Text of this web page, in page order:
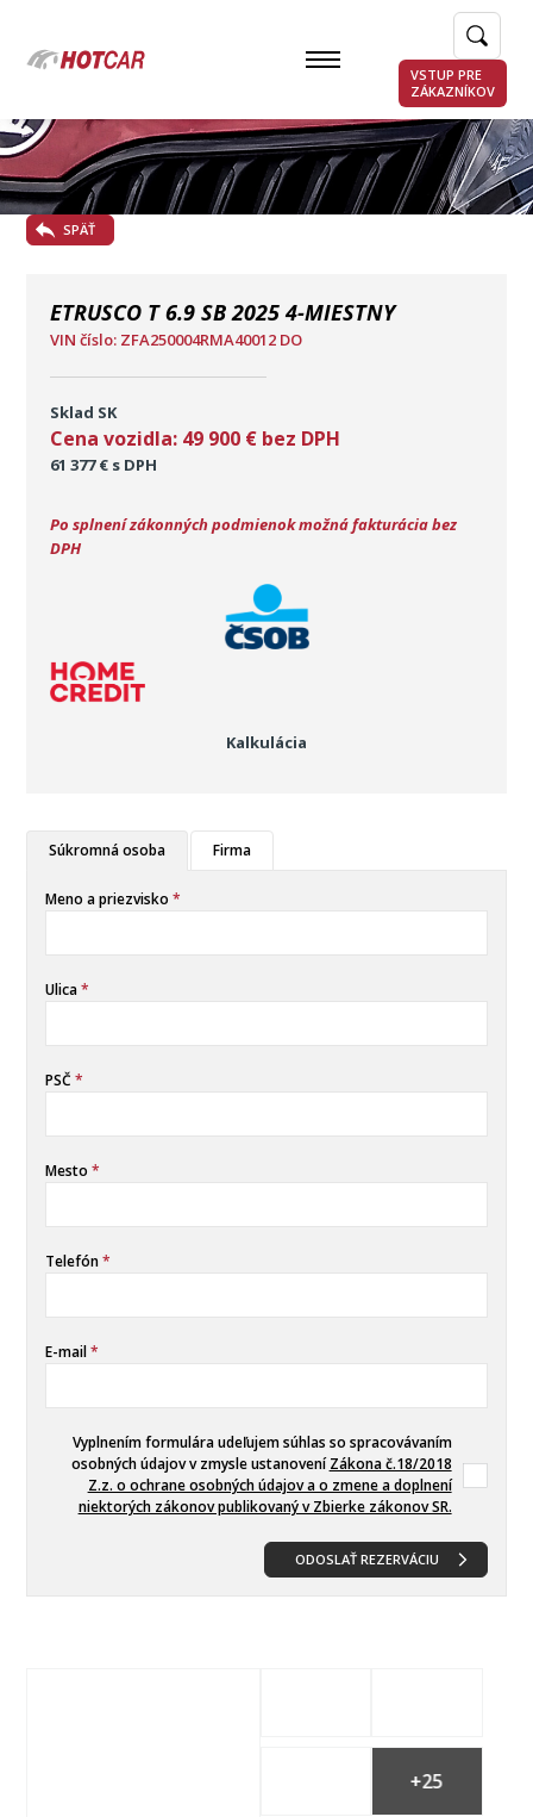
VSTUP PRE
ZÁKAZNÍKOV
SPÄŤ
ETRUSCO T 6.9 SB 2025 4-MIESTNY
VIN číslo: ZFA250004RMA40012 DO
Sklad SK
Cena vozidla: 49 900 € bez DPH
61 377 € s DPH
Po splnení zákonných podmienok možná fakturácia bez
DPH
Kalkulácia
Súkromná osoba Firma
Meno a priezvisko *
Ulica *
PSČ *
Mesto *
Telefón *
E-mail *
Vyplnením formulára udeľujem súhlas so spracovávaním
osobných údajov v zmysle ustanoveníZákona č.18/2018
Z.z. o ochrane osobných údajov a o zmene a doplnení
niektorých zákonov publikovaný v Zbierke zákonov SR.
ODOSLAŤ REZERVÁCIU
+25